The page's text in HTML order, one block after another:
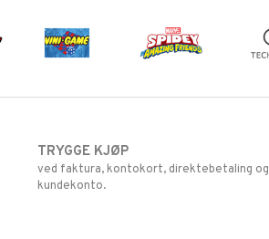
TRYGGE KJØP
ved faktura, kontokort, direktebetaling og
kundekonto.